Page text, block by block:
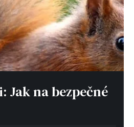
Jak na bezpečné